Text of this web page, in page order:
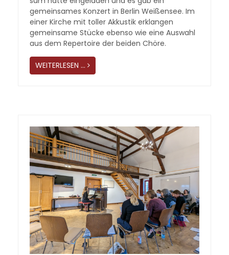
gemeinsames Konzert in Berlin Weißensee. Im
einer Kirche mit toller Akkustik erklangen
gemeinsame Stücke ebenso wie eine Auswahl
aus dem Repertoire der beiden Chöre.
WEITERLESEN …